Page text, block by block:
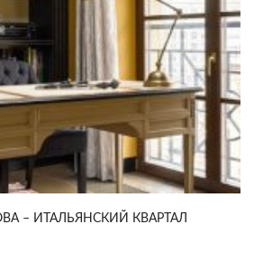
– ИТАЛЬЯНСКИЙ КВАРТАЛ